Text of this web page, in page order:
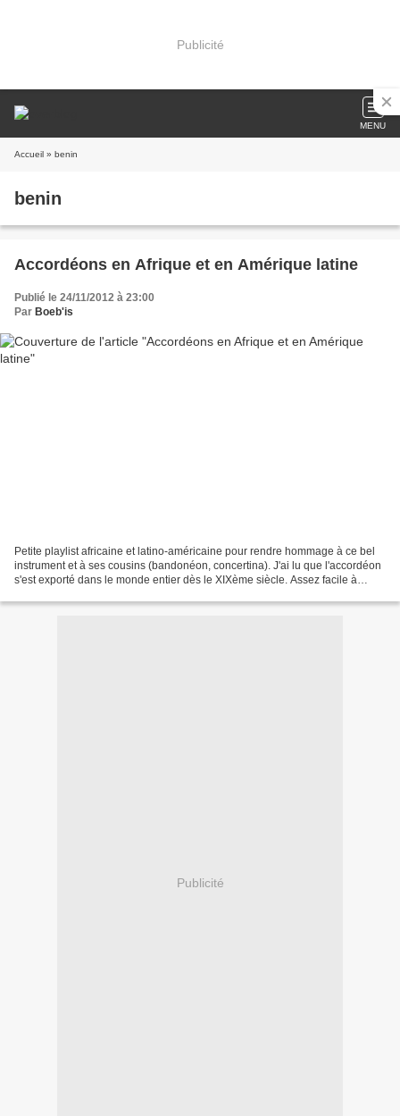
Publicité
MENU
Accueil » benin
benin
Accordéons en Afrique et en Amérique latine
Publié le 24/11/2012 à 23:00
Par Boeb'is
Petite playlist africaine et latino-américaine pour rendre hommage à ce bel
instrument et à ses cousins (bandonéon, concertina). J'ai lu que l'accordéon
s'est exporté dans le monde entier dès le XIXème siècle. Assez facile à
Publicité